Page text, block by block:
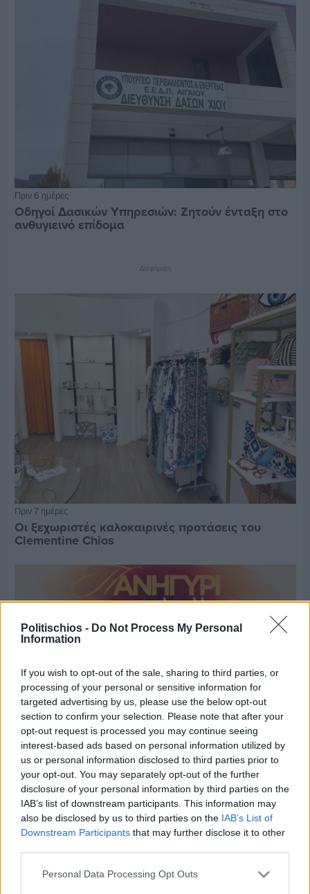
Politischios - Do Not Process My Personal
Information
If you wish to opt-out of the sale, sharing to third parties, or
processing of your personal or sensitive information for
targeted advertising by us, please use the below opt-out
section to confirm your selection. Please note that after your
opt-out request is processed you may continue seeing
interest-based ads based on personal information utilized by
us or personal information disclosed to third parties prior to
your opt-out. You may separately opt-out of the further
disclosure of your personal information by third parties on the
IAB’s list of downstream participants. This information may
also be disclosed by us to third parties on the IAB’s List of
Downstream Participants that may further disclose it to other
Personal Data Processing Opt Outs
Πριν 6 ημέρες
Οδηγοί Δασικών Υπηρεσιών: Ζητούν ένταξη στο
ανθυγιεινό επίδομα
Διαφήμιση
Πριν 7 ημέρες
Οι ξεχωριστές καλοκαιρινές προτάσεις του
Clementine Chios
Πριν 7 ημέρες
Παραμονή Δεκαπενταύγουστου με μεγάλο
πανηγύρι στη Σιδηρούντα